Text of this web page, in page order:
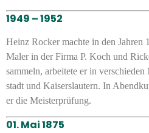
1949 – 1952
Heinz Rocker machte in den Jahren
Maler in der Firma P. Koch und
sammeln, arbei­tete er in
stadt und Kaisers­lautern. In
er die Meister­prüfung.
01. Mai 1875